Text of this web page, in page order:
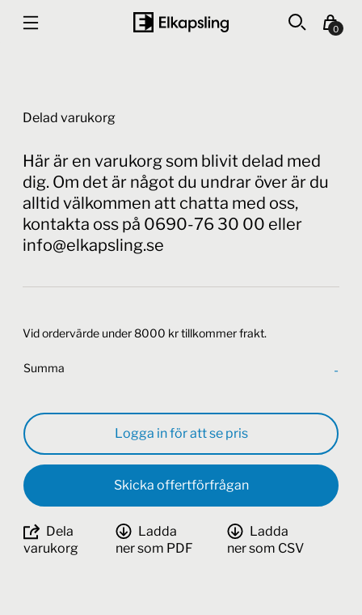
0
Delad varukorg
Här är en varukorg som blivit delad med
dig. Om det är något du undrar över är du
alltid välkommen att chatta med oss,
kontakta oss på 0690-76 30 00 eller
info@elkapsling.se
Vid ordervärde under 8000 kr tillkommer frakt.
Summa -
Logga in för att se pris
Skicka offertförfrågan
Dela
varukorg
Ladda
ner som PDF
Ladda
ner som CSV